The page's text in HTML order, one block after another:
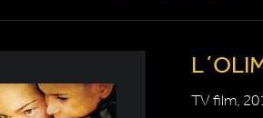
TV film,